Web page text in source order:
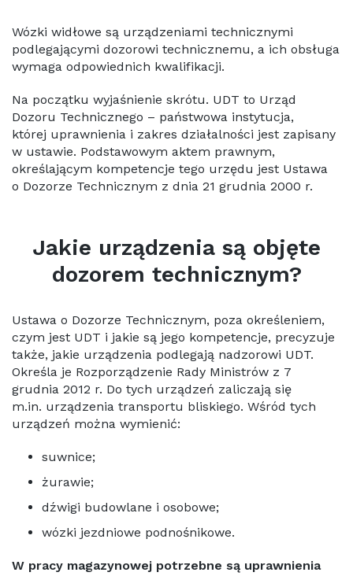
Wózki widłowe są urządzeniami technicznymi
podlegającymi dozorowi technicznemu, a ich obsługa
wymaga odpowiednich kwalifikacji.
Na początku wyjaśnienie skrótu. UDT to Urząd
Dozoru Technicznego – państwowa instytucja,
której uprawnienia i zakres działalności jest zapisany
w ustawie. Podstawowym aktem prawnym,
określającym kompetencje tego urzędu jest Ustawa
o Dozorze Technicznym z dnia 21 grudnia 2000 r.
Jakie urządzenia są objęte
dozorem technicznym?
Ustawa o Dozorze Technicznym, poza określeniem,
czym jest UDT i jakie są jego kompetencje, precyzuje
także, jakie urządzenia podlegają nadzorowi UDT.
Określa je Rozporządzenie Rady Ministrów z 7
grudnia 2012 r. Do tych urządzeń zaliczają się
m.in. urządzenia transportu bliskiego. Wśród tych
urządzeń można wymienić:
suwnice;
żurawie;
dźwigi budowlane i osobowe;
wózki jezdniowe podnośnikowe.
W pracy magazynowej potrzebne są uprawnienia